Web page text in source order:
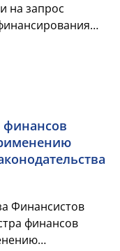
на запрос
финансов
Финансистов
финансов